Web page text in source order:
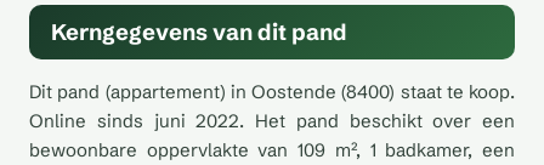
Kerngegevens van dit pand
Dit pand (appartement) in Oostende (8400) staat te koop.
Online sinds juni 2022. Het pand beschikt over een
bewoonbare oppervlakte van 109 m², 1 badkamer, een